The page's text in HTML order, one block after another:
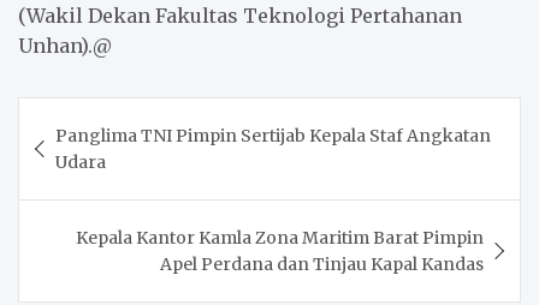
(Wakil Dekan Fakultas Teknologi Pertahanan
Unhan).@
navigation
Panglima TNI Pimpin Sertijab Kepala Staf Angkatan
Udara
Kepala Kantor Kamla Zona Maritim Barat Pimpin
Apel Perdana dan Tinjau Kapal Kandas